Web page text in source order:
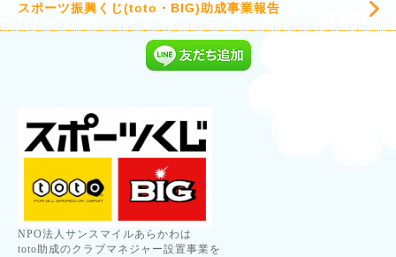
スポーツ振興くじ(toto・BIG)助成事業報告
NPO法人サンスマイルあらかわは
toto助成のクラブマネジャー設置事業を